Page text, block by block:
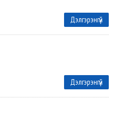
Дэлгэрэнгүй
Дэлгэрэнгүй